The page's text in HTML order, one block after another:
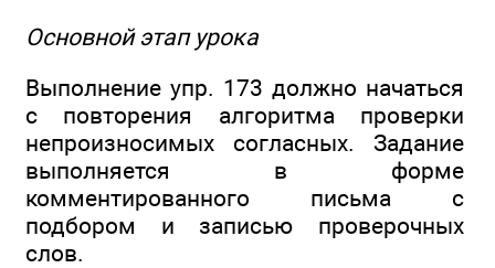
Основной этап урока
Выполнение упр. 173 должно начаться
с повторения алгоритма проверки
непроизносимых согласных. Задание
выполняется в форме
комментированного письма с
подбором и записью проверочных
слов.